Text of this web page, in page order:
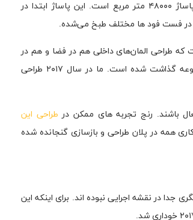
سنایان سیتی یکی از پاساژهای لوکس اندونزی است که در جنوب جاکارتا قرار دارد. زیر بنای این پاساژ ۴۸۰۰۰ متر مربع است. این پاساژ ابتدا در
در فست فود ها مختلف طبخ می‌شده.
طراحی المان‌های داخلی هم در فضا و هم در
آشپزخانه های صنعتی این مجموعه اهمیت پر رنگی نداشتند و یک اسم فود استودیو بر روی مجموعه گذاشت شده است. ما در سال ۲۰۱۷ طراحی
باشند. رنج تجربه های ممکن در طراحی این
همه در پلان طراحی و بازسازی گنجانده شده
در نقشه اجرایی نبوده اند. برای اینکه این